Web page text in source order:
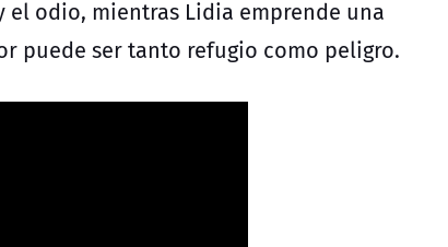
odio, mientras Lidia emprende una
puede ser tanto refugio como peligro.